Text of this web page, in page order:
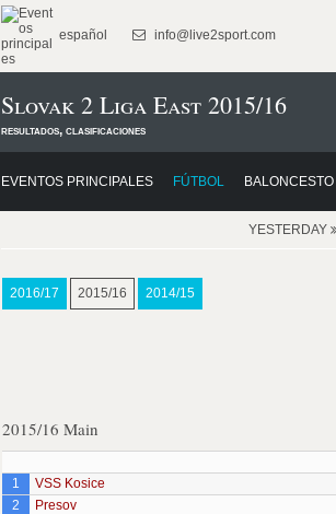
español info@live2sport.com
Slovak 2 Liga East 2015/16
resultados, clasificaciones
EVENTOS PRINCIPALES FÚTBOL BALONCESTO
YESTERDAY
2016/17 2015/16 2014/15
2015/16 Main
1
VSS Kosice
2
Presov